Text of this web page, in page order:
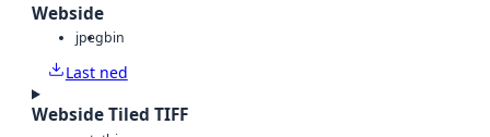
Webside
jpegbin
Last ned
Webside Tiled TIFF